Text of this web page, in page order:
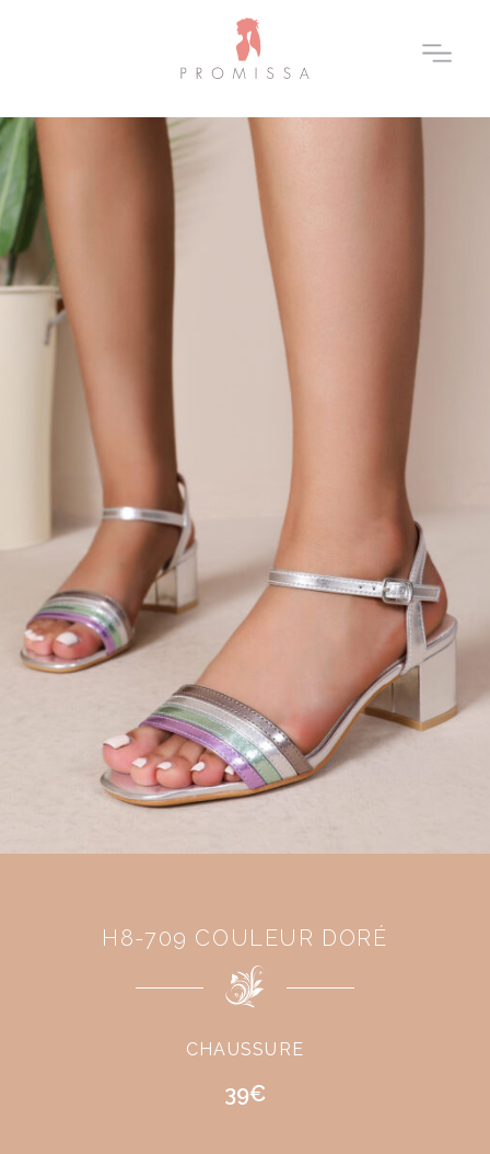
H8-709 COULEUR DORÉ
CHAUSSURE
39€